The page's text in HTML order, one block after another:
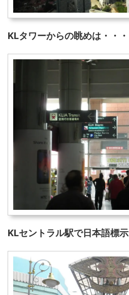
KLタワーからの眺めは・・・
KLセントラル駅で日本語標